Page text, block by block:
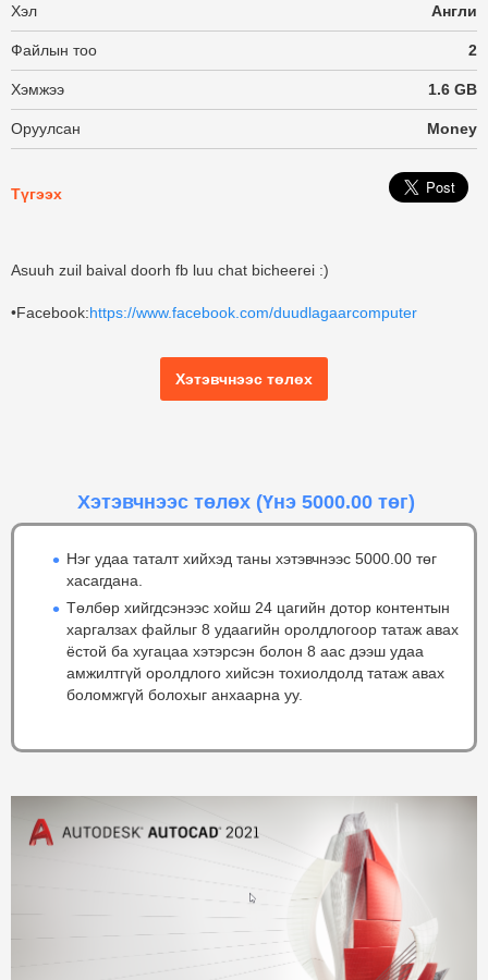
Хэл Англи
Файлын тоо 2
Хэмжээ 1.6 GB
Оруулсан Money
Түгээх
Asuuh zuil baival doorh fb luu chat bicheerei :)
•Facebook:https://www.facebook.com/duudlagaarcomputer
Хэтэвчнээс төлөх
Хэтэвчнээс төлөх (Үнэ 5000.00 төг)
Нэг удаа таталт хийхэд таны хэтэвчнээс 5000.00 төг
хасагдана.
Төлбөр хийгдсэнээс хойш 24 цагийн дотор контентын
харгалзах файлыг 8 удаагийн оролдлогоор татаж авах
ёстой ба хугацаа хэтэрсэн болон 8 аас дээш удаа
амжилтгүй оролдлого хийсэн тохиолдолд татаж авах
боломжгүй болохыг анхаарна уу.